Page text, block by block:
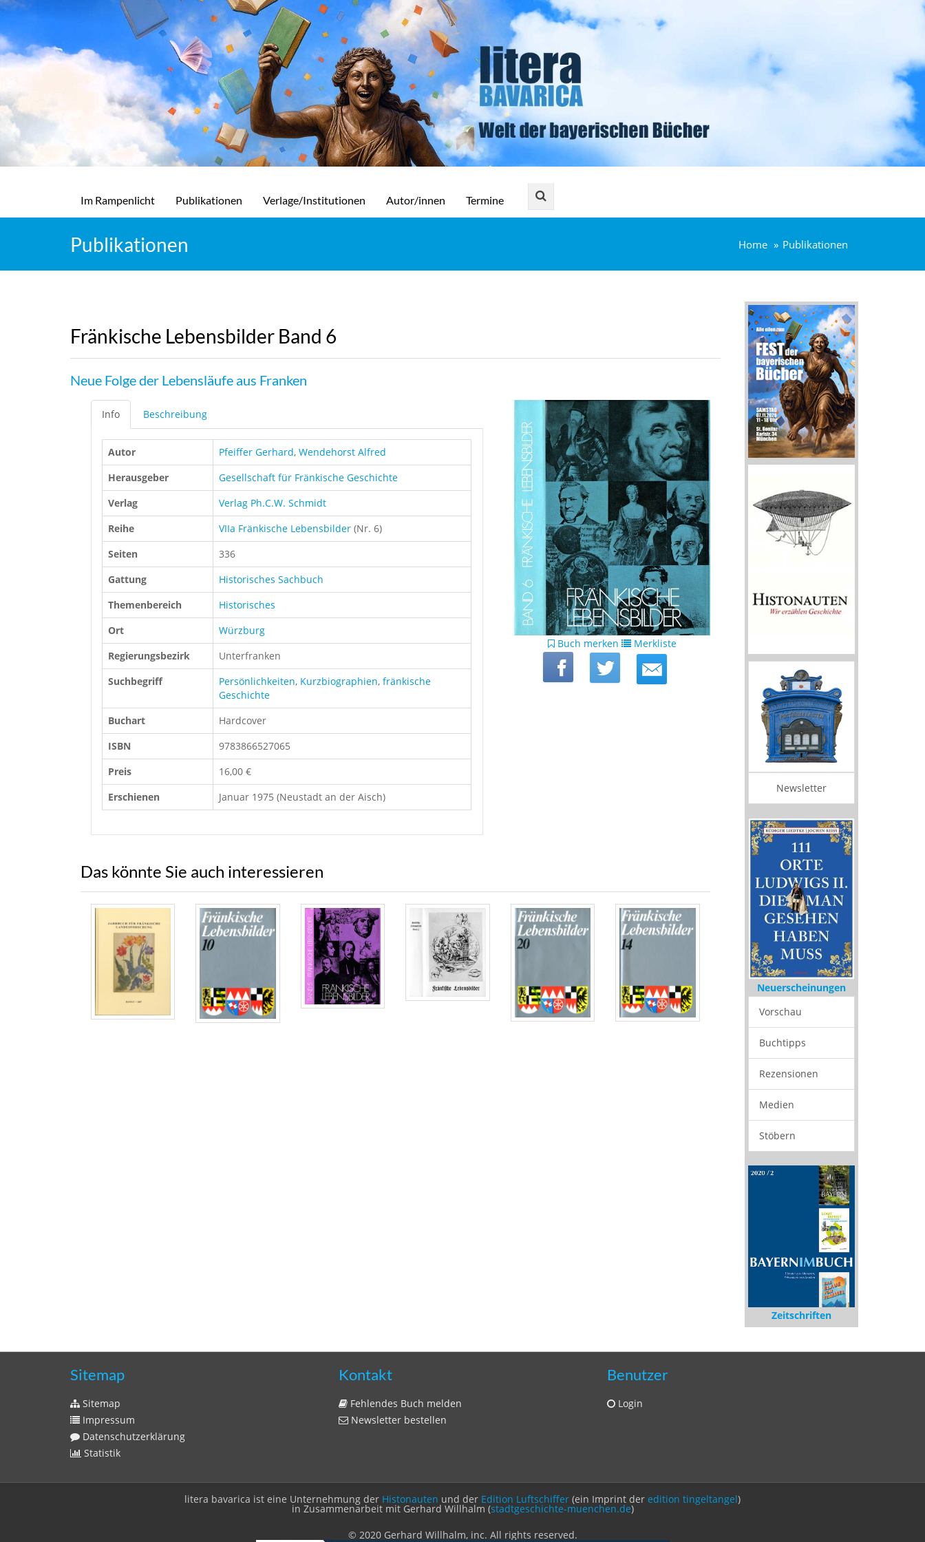
Im Rampenlicht Publikationen Verlage/Institutionen Autor/innen Termine
Publikationen Home Publikationen
Fränkische Lebensbilder Band 6
Neue Folge der Lebensläufe aus Franken
Info Beschreibung
Autor Pfeiffer Gerhard, Wendehorst Alfred
Herausgeber
Gesellschaft für Fränkische Geschichte
Verlag
Verlag Ph.C.W. Schmidt
Reihe
VIIa Fränkische Lebensbilder (Nr. 6)
Seiten
336
Gattung
Historisches Sachbuch
Themenbereich
Historisches
Ort
Würzburg
Regierungsbezirk
Unterfranken
Suchbegriff
Persönlichkeiten, Kurzbiographien, fränkische
Geschichte
Buchart
Hardcover
ISBN
9783866527065
Preis
16,00 €
Erschienen
Januar 1975 (Neustadt an der Aisch)
Buch merken Merkliste
Das könnte Sie auch interessieren
Newsletter
Neuerscheinungen
Vorschau
Buchtipps
Rezensionen
Medien
Stöbern
Zeitschriften
Sitemap
Sitemap
Impressum
Datenschutzerklärung
Statistik
Kontakt
Fehlendes Buch melden
Newsletter bestellen
Benutzer
Login
litera bavarica ist eine Unternehmung der Histonauten und der Edition Luftschiffer (ein Imprint der edition tingeltangel)
in Zusammenarbeit mit Gerhard Willhalm (stadtgeschichte-muenchen.de)
© 2020 Gerhard Willhalm, inc. All rights reserved.